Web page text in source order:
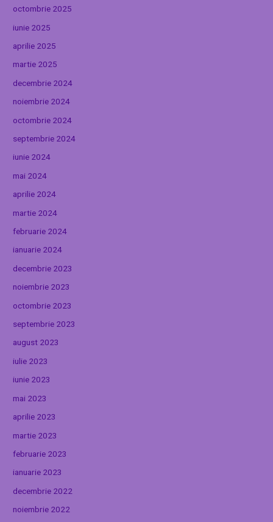
octombrie 2025
iunie 2025
aprilie 2025
martie 2025
decembrie 2024
noiembrie 2024
octombrie 2024
septembrie 2024
iunie 2024
mai 2024
aprilie 2024
martie 2024
februarie 2024
ianuarie 2024
decembrie 2023
noiembrie 2023
octombrie 2023
septembrie 2023
august 2023
iulie 2023
iunie 2023
mai 2023
aprilie 2023
martie 2023
februarie 2023
ianuarie 2023
decembrie 2022
noiembrie 2022